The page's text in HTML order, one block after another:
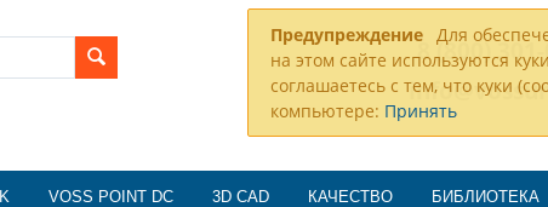
Предупреждение Для
на этом сайте используются
соглашаетесь с тем, что куки
компьютере: Принять
8 (800) 301-
VOSS POINT DC 3D CAD КАЧЕСТВО БИБЛИОТЕКА